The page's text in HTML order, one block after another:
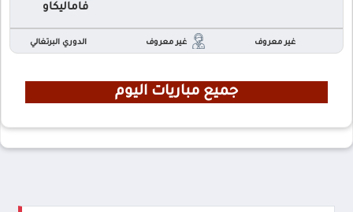
فاماليكاو
غير معروف غير معروف الدوري البرتغالي
جميع مباريات اليوم